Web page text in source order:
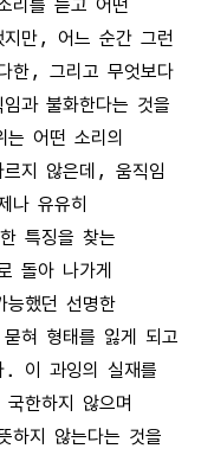
지만, 어느 순간 그런
한, 그리고 무엇보다
과 불화한다는 것을
어떤 소리의
르지 않은데, 움직임
나 유유히
특징을 찾는
돌아 나가게
했던 선명한
혀 형태를 잃게 되고
. 이 과잉의 실재를
한하지 않으며
하지 않는다는 것을